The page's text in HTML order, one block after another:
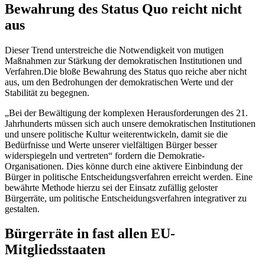
Bewahrung des Status Quo reicht nicht
aus
Dieser Trend unterstreiche die Notwendigkeit von mutigen
Maßnahmen zur Stärkung der demokratischen Institutionen und
Verfahren.Die bloße Bewahrung des Status quo reiche aber nicht
aus, um den Bedrohungen der demokratischen Werte und der
Stabilität zu begegnen.
„Bei der Bewältigung der komplexen Herausforderungen des 21.
Jahrhunderts müssen sich auch unsere demokratischen Institutionen
und unsere politische Kultur weiterentwickeln, damit sie die
Bedürfnisse und Werte unserer vielfältigen Bürger besser
widerspiegeln und vertreten“ fordern die Demokratie-
Organisationen. Dies könne durch eine aktivere Einbindung der
Bürger in politische Entscheidungsverfahren erreicht werden. Eine
bewährte Methode hierzu sei der Einsatz zufällig geloster
Bürgerräte, um politische Entscheidungsverfahren integrativer zu
gestalten.
Bürgerräte in fast allen EU-
Mitgliedsstaaten